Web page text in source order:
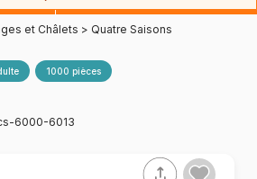
et Châlets > Quatre Saisons
1000 pièces
6000-6013